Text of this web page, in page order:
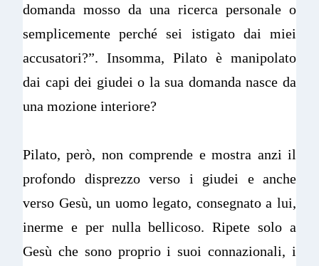
domanda mosso da una ricerca personale o
semplicemente perché sei istigato dai miei
accusatori?”. Insomma, Pilato è manipolato
dai capi dei giudei o la sua domanda nasce da
una mozione interiore?
Pilato, però, non comprende e mostra anzi il
profondo disprezzo verso i giudei e anche
verso Gesù, un uomo legato, consegnato a lui,
inerme e per nulla bellicoso. Ripete solo a
Gesù che sono proprio i suoi connazionali, i